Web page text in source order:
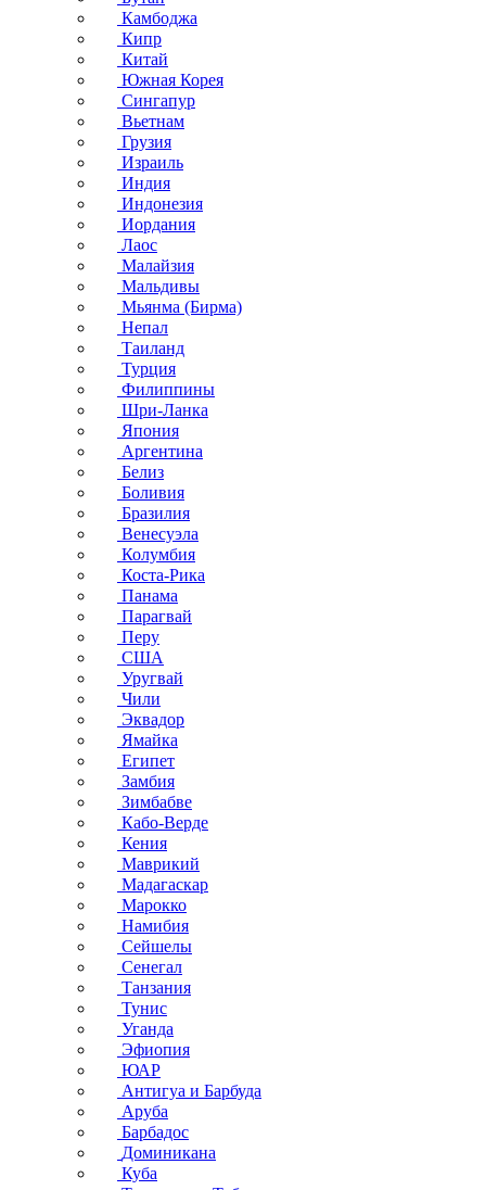
Камбоджа
Кипр
Китай
Южная Корея
Сингапур
Вьетнам
Грузия
Израиль
Индия
Индонезия
Иордания
Лаос
Малайзия
Мальдивы
Мьянма (Бирма)
Непал
Таиланд
Турция
Филиппины
Шри-Ланка
Япония
Аргентина
Белиз
Боливия
Бразилия
Венесуэла
Колумбия
Коста-Рика
Панама
Парагвай
Перу
США
Уругвай
Чили
Эквадор
Ямайка
Египет
Замбия
Зимбабве
Кабо-Верде
Кения
Маврикий
Мадагаскар
Марокко
Намибия
Сейшелы
Сенегал
Танзания
Тунис
Уганда
Эфиопия
ЮАР
Антигуа и Барбуда
Аруба
Барбадос
Доминикана
Куба